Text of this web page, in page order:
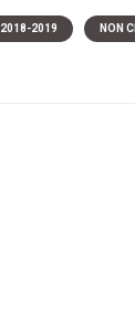
2018-2019 NON